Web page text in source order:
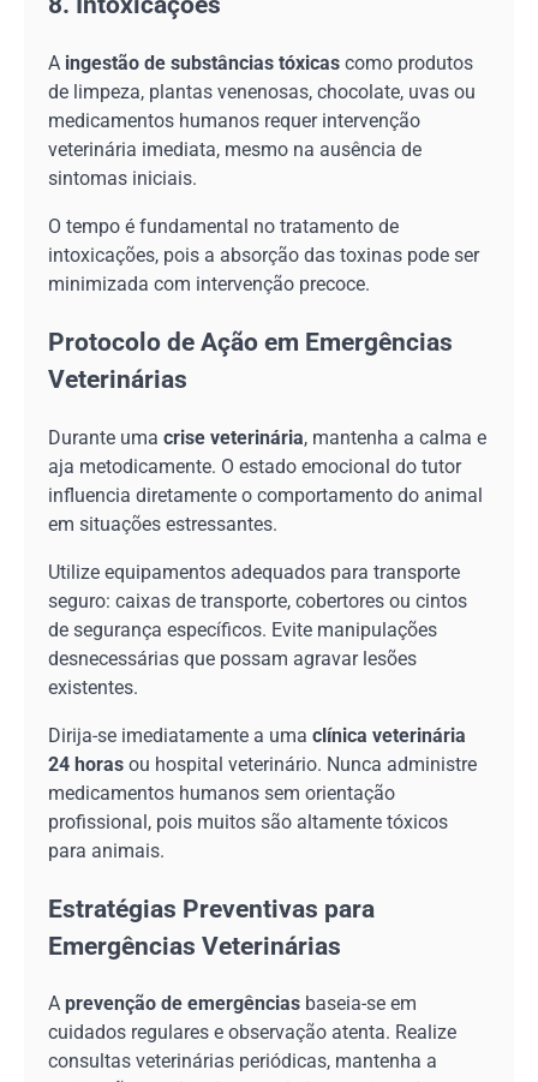
A ingestão de substâncias tóxicas como produtos
de limpeza, plantas venenosas, chocolate, uvas ou
medicamentos humanos requer intervenção
veterinária imediata, mesmo na ausência de
sintomas iniciais.
O tempo é fundamental no tratamento de
intoxicações, pois a absorção das toxinas pode ser
minimizada com intervenção precoce.
Protocolo de Ação em Emergências
Veterinárias
Durante uma crise veterinária, mantenha a calma e
aja metodicamente. O estado emocional do tutor
influencia diretamente o comportamento do animal
em situações estressantes.
Utilize equipamentos adequados para transporte
seguro: caixas de transporte, cobertores ou cintos
de segurança específicos. Evite manipulações
desnecessárias que possam agravar lesões
existentes.
Dirija-se imediatamente a uma clínica veterinária
24 horas ou hospital veterinário. Nunca administre
medicamentos humanos sem orientação
profissional, pois muitos são altamente tóxicos
para animais.
Estratégias Preventivas para
Emergências Veterinárias
A prevenção de emergências baseia-se em
cuidados regulares e observação atenta. Realize
consultas veterinárias periódicas, mantenha a